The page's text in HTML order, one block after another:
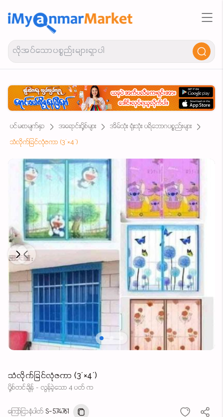
ပင်မစာမျက်နှာ အရောင်းပို့စ်များ
အိမ်သုံး ရုံးသုံး ပရိဘောဂပစ္စည်းများ
သံလိုက်ခြင်လုံဇကာ (3´×4´)
Previous
Next
သံလိုက်ခြင်လုံဇကာ (3´×4´)
ပို့စ်တင်ချိန် - လွန်ခဲ့သော 4 ပတ် က
ကြော်ငြာနံပါတ် S-574761